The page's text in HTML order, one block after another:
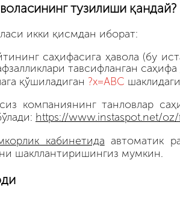
тузилиши қандай?
икки қисмдан иборат:
саҳифасига ҳавола (бу
тавсифланган саҳифа
қўшиладиган ?x=ABC
компаниянинг танловлар
https://www.instaspot.net/
кабинетида автоматик
шакллантиришингиз мумкин.